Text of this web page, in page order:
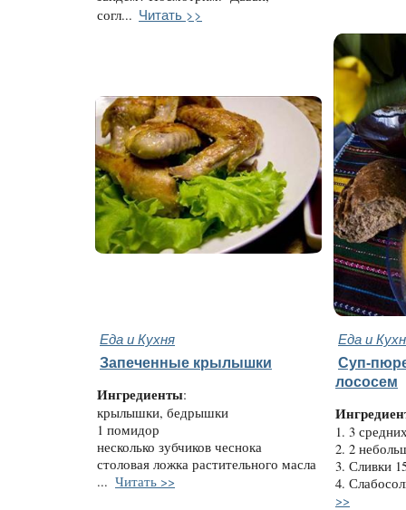
согл... Читать >>
Еда и Кухня Еда и
Запеченные крылышки
Ингредиенты:
крылышки, бедрышки
1 помидор
несколько зубчиков чеснока
столовая ложка растительного масла
... Читать >>
Суп-
лососем
1. 3
2. 2
3. Сливки
4.
>>